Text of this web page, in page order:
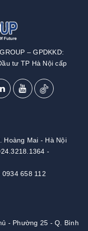
– GPDKKD:
tư TP Hà Nội cấp
Hoàng Mai - Hà Nội
-
0934 658 112
- Phường 25 - Q. Bình